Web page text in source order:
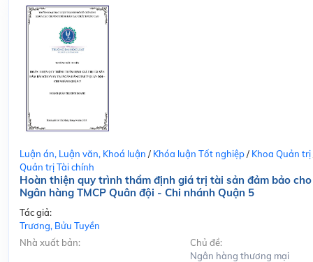
Luận án, Luận văn, Khoá luận / Khóa luận Tốt nghiệp/ Khoa Quản trị
Quản trị Tài chính
Hoàn thiện quy trình thẩm định giá trị tài sản đảm bảo
Ngân hàng TMCP Quân đội - Chi nhánh Quận 5
Tác giả:
Trương, Bửu Tuyền
Nhà xuất bản:
Chủ đề:
Ngân hàng thương mại